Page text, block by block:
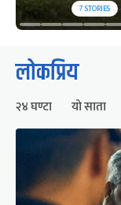
7STORIES
लोकप्रिय
२४ घण्टा यो साता